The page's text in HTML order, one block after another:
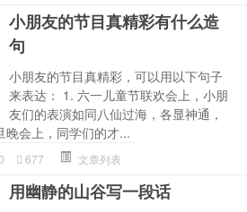
小朋友的节目真精彩有什么造
句
小朋友的节目真精彩，可以用以下句子
来表达： 1. 六一儿童节联欢会上，小朋
友们的表演如同八仙过海，各显神通，
会上，同学们的才...
677 文章列表
用幽静的山谷写一段话